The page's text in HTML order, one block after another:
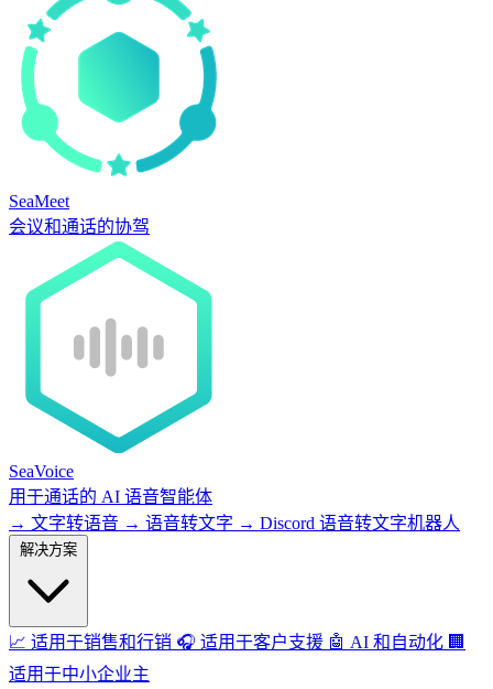
SeaMeet
会议和通话的协驾
SeaVoice
用于通话的 AI 语音智能体
→ 文字转语音 → 语音转文字 → Discord 语音转文字机器人
📈 适用于销售和行销 🎧 适用于客户支援 🤖 AI 和自动化 🏢
适用于中小企业主